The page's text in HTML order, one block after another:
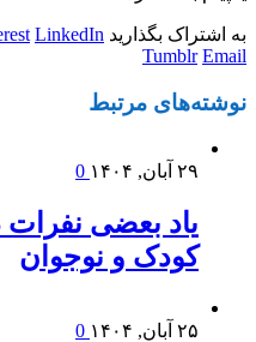
به اشتراک بگذارید LinkedIn
Tumblr Email
نوشته‌های مرتبط
۲۹ آبان, ۱۴۰۴
یاد بعضی نفرات
کودک و نوجوان
۲۵ آبان, ۱۴۰۴